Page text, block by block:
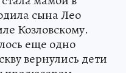
сына Лео
Козловскому.
еще одно
вернулись дети